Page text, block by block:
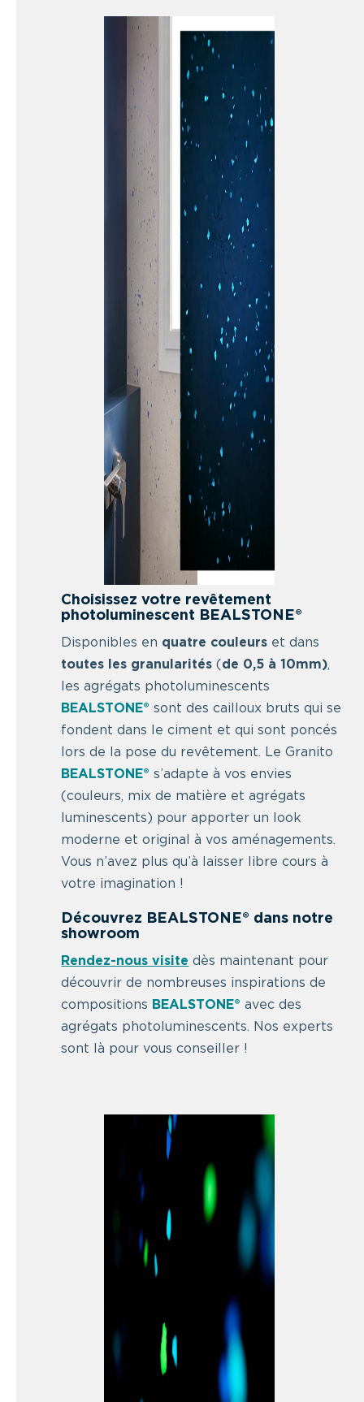
Choisissez votre revêtement
photoluminescent BEALSTONE®
Disponibles en quatre couleurs et dans
toutes les granularités (de 0,5 à 10mm),
les agrégats photoluminescents
BEALSTONE® sont des cailloux bruts qui se
fondent dans le ciment et qui sont poncés
lors de la pose du revêtement. Le Granito
BEALSTONE® s’adapte à vos envies
(couleurs, mix de matière et agrégats
luminescents) pour apporter un look
moderne et original à vos aménagements.
Vous n’avez plus qu’à laisser libre cours à
votre imagination !
Découvrez BEALSTONE® dans notre
showroom
Rendez-nous visite dès maintenant pour
découvrir de nombreuses inspirations de
compositions BEALSTONE® avec des
agrégats photoluminescents. Nos experts
sont là pour vous conseiller !